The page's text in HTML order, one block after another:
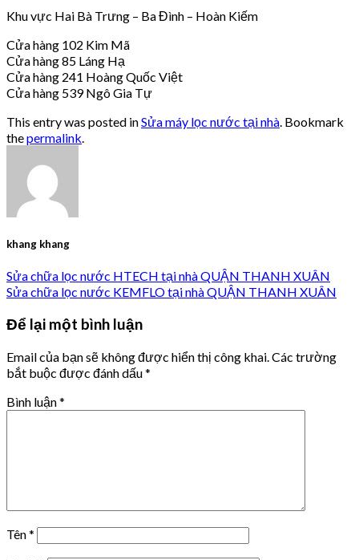
Khu vực Hai Bà Trưng – Ba Đình – Hoàn Kiếm
Cửa hàng 102 Kim Mã
Cửa hàng 85 Láng Hạ
Cửa hàng 241 Hoàng Quốc Việt
Cửa hàng 539 Ngô Gia Tự
This entry was posted inSửa máy lọc nước tại nhà . Bookmark
thepermalink
khang khang
Sửa chữa lọc nước HTECH tại nhà QUẬN THANH XUÂN
Sửa chữa lọc nước KEMFLO tại nhà QUẬN THANH XUÂN
Để lại một bình luận
Email của bạn sẽ không được hiển thị công khai. Các trường
bắt buộc được đánh dấu*
Bình luận*
Tên*